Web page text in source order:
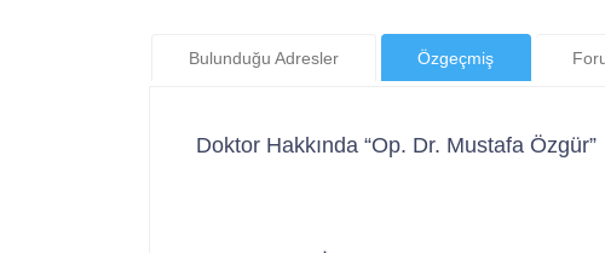
Bulunduğu Adresler Özgeçmiş
Doktor Hakkında “Op. Dr. Mustafa Özgür”